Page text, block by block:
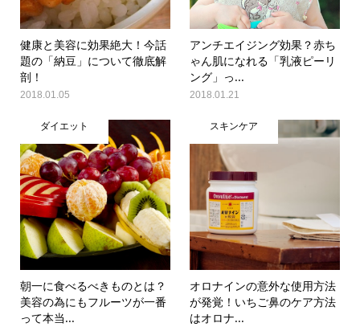
健康と美容に効果絶大！今話
題の「納豆」について徹底解
剖！
2018.01.05
アンチエイジング効果？赤ち
ゃん肌になれる「乳液ピーリ
ング」っ...
2018.01.21
ダイエット
朝一に食べるべきものとは？
美容の為にもフルーツが一番
って本当...
スキンケア
オロナインの意外な使用方法
が発覚！いちご鼻のケア方法
はオロナ...